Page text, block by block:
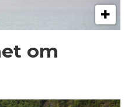
om